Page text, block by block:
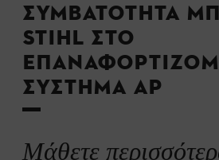
ΣΥΜΒΑΤΌΤΗΤΑ
STIHL ΣΤΟ
ΣΎΣΤΗΜΑ AP
Μάθετε